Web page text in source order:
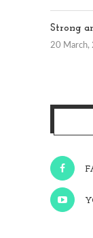
Strong
20 March,